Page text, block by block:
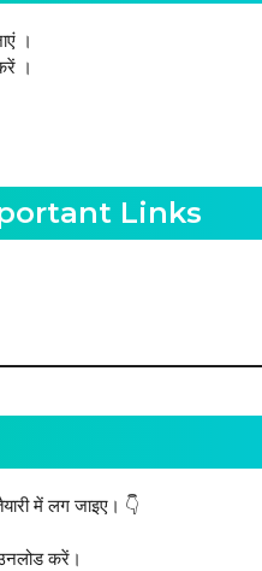
।
।
Links
में लग जाइए। 👇
करें।